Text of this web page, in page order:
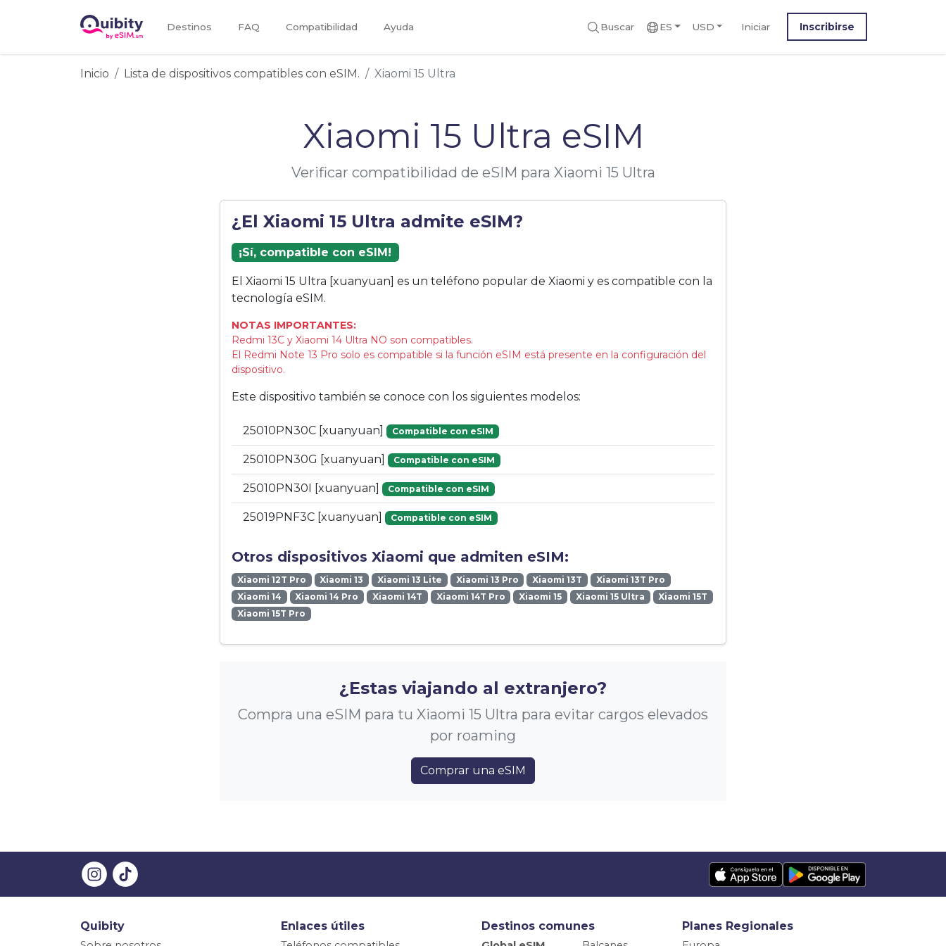
Destinos FAQ Compatibilidad Ayuda Buscar ES USD Iniciar Inscribirse
Inicio Lista de dispositivos compatibles con eSIM. Xiaomi 15 Ultra
Xiaomi 15 Ultra eSIM
Verificar compatibilidad de eSIM para Xiaomi 15 Ultra
¿El Xiaomi 15 Ultra admite eSIM?
¡Sí, compatible con eSIM!
El Xiaomi 15 Ultra [xuanyuan] es un teléfono popular de Xiaomi y es compatible con la
tecnología eSIM.
NOTAS IMPORTANTES:
Redmi 13C y Xiaomi 14 Ultra NO son compatibles.
El Redmi Note 13 Pro solo es compatible si la función eSIM está presente en la configuración del
dispositivo.
Este dispositivo también se conoce con los siguientes modelos:
25010PN30C [xuanyuan] Compatible con eSIM
25010PN30G [xuanyuan] Compatible con eSIM
25010PN30I [xuanyuan] Compatible con eSIM
25019PNF3C [xuanyuan] Compatible con eSIM
Otros dispositivos Xiaomi que admiten eSIM:
Xiaomi 12T Pro Xiaomi 13 Xiaomi 13 Lite Xiaomi 13 Pro Xiaomi 13T
Xiaomi 13T Pro
Xiaomi 14
Xiaomi 14 Pro Xiaomi 14T Xiaomi 14T Pro Xiaomi 15 Xiaomi 15 Ultra
Xiaomi 15T
Xiaomi 15T Pro
¿Estas viajando al extranjero?
Compra una eSIM para tu Xiaomi 15 Ultra para evitar cargos elevados
por roaming
Comprar una eSIM
Quibity Enlaces útiles Destinos comunes Planes Regionales